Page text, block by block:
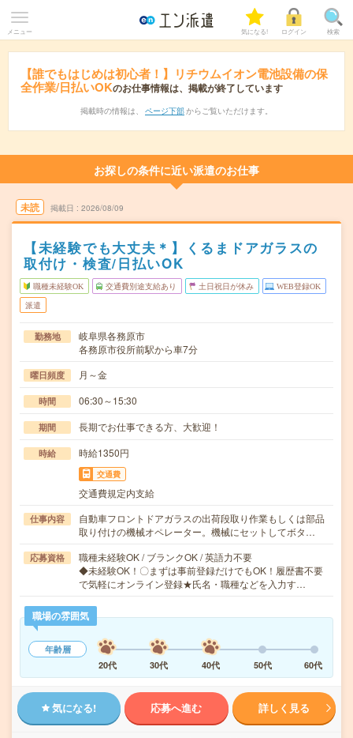
メニュー 気になる! ログイン 検索
【誰でもはじめは初心者！】リチウムイオン電池設備の保
全作業/日払いOKのお仕事情報は、掲載が終了しています
掲載時の情報は、 ページ下部 からご覧いただけます。
お探しの条件に近い派遣のお仕事
未読 掲載日 2026/08/09
【未経験でも大丈夫＊】くるまドアガラスの
取付け・検査/日払いOK
職種未経験OK 交通費別途支給あり 土日祝日が休み WEB登録OK
派遣
勤務地
岐阜県各務原市
各務原市役所前駅から車7分
曜日頻度 月～金
時間 06:30～15:30
期間 長期でお仕事できる方、大歓迎！
時給 時給1350円
交通費
交通費規定内支給
仕事内容
自動車フロントドアガラスの出荷段取り作業もしくは部品
取り付けの機械オペレーター。機械にセットしてボタ…
応募資格
職種未経験OK / ブランクOK / 英語力不要
◆未経験OK！〇まずは事前登録だけでもOK！履歴書不要
で気軽にオンライン登録★氏名・職種などを入力す…
職場の雰囲気
年齢層
20代
30代 40代 50代 60代
気になる! 応募へ進む 詳しく見る